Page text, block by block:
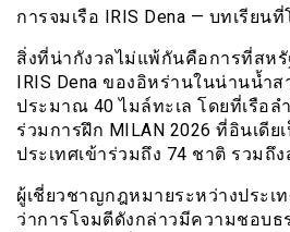
การจมเรือ IRIS Dena — บทเรียน
สิ่งที่น่ากังวลไม่แพ้กันคือการที่สหรั
IRIS Dena ของอิหร่านในน่านน้ำ
ประมาณ 40 ไมล์ทะเล โดยที่เรือล
ร่วมการฝึก MILAN 2026 ที่อินเดีย
ประเทศเข้าร่วมถึง 74 ชาติ รวมถึง
ผู้เชี่ยวชาญกฎหมายระหว่างประเ
ว่าการโจมตีดังกล่าวมีความชอบ